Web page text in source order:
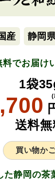
産 静岡
料でお届け
1袋
(
送料
買い物か
た静岡の茶